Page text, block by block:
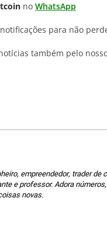
no WhatsApp
para não
também pelo
empreendedor, trader de
e professor. Adora números,
novas.